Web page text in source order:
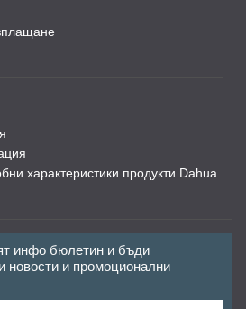
характеристики продукти Dahua
инфо бюлетин и бъди
новости и промоционални